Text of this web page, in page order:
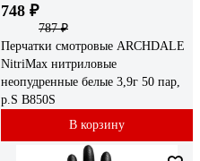
748 ₽
787 ₽
Перчатки смотровые ARCHDALE
NitriMax нитриловые
неопудренные белые 3,9г 50 пар,
р.S B850S
В корзину